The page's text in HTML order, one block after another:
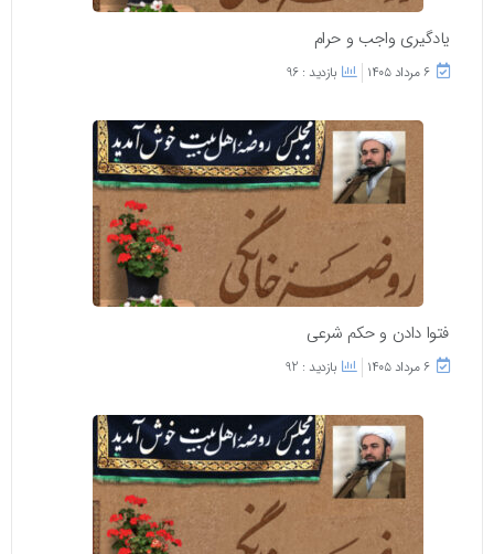
یادگیری واجب و حرام
۶ مرداد ۱۴۰۵ بازدید : 96
فتوا دادن و حکم شرعی
۶ مرداد ۱۴۰۵ بازدید : 92